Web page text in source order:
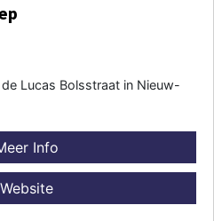
Lucas Bolsstraat in Nieuw-
Info
Website